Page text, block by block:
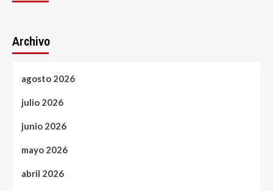
Archivo
agosto 2026
julio 2026
junio 2026
mayo 2026
abril 2026